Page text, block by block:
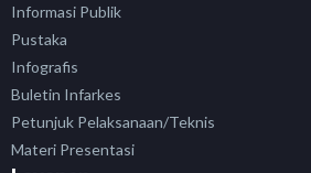
Informasi Publik
Pustaka
Infografis
Buletin Infarkes
Petunjuk Pelaksanaan/Teknis
Materi Presentasi